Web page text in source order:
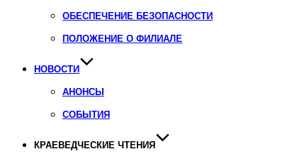
ОБЕСПЕЧЕНИЕ БЕЗОПАСНОСТИ
ПОЛОЖЕНИЕ О ФИЛИАЛЕ
НОВОСТИ
АНОНСЫ
СОБЫТИЯ
КРАЕВЕДЧЕСКИЕ ЧТЕНИЯ